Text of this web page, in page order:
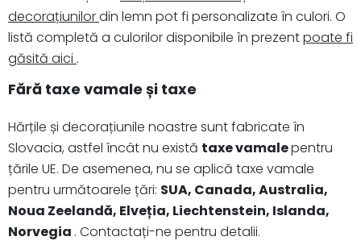
decorațiunilordin lemn pot fi personalizate în culori. O
listă completă a culorilor disponibile în prezentpoate fi
găsită aici .
Fără taxe vamale și taxe
Hărțile și decorațiunile noastre sunt fabricate în
Slovacia, astfel încât nu există taxe vamalepentru
țările UE. De asemenea, nu se aplică taxe vamale
pentru următoarele țări: SUA, Canada, Australia,
Noua Zeelandă, Elveția, Liechtenstein, Islanda,
Norvegia . Contactați-ne pentru detalii.